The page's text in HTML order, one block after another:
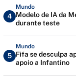
4
Mundo
Modelo de IA da
durante teste
5
Mundo
Fifa se desculpa
apoio a Infantino